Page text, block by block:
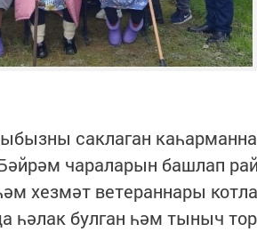
саклаган
чараларын башлап
хезмәт ветераннары
һәлак булган һәм тыныч